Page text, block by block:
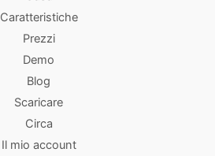
Caratteristiche
Prezzi
Demo
Blog
Scaricare
Circa
Il mio account